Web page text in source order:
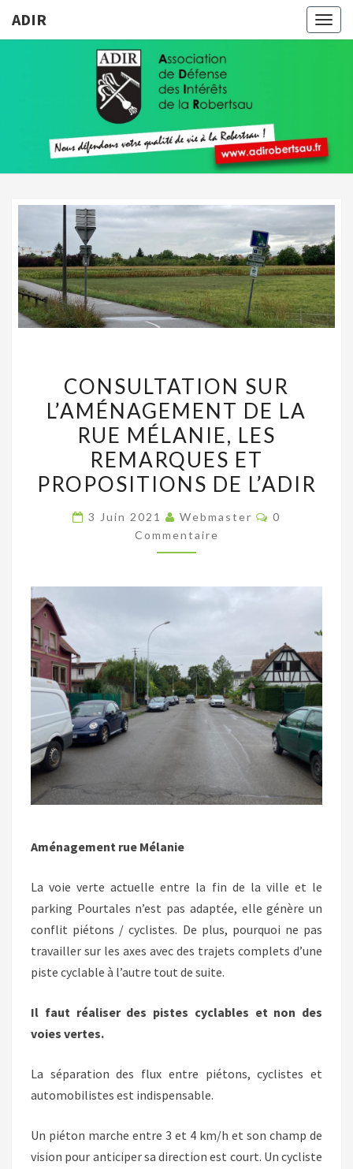
ADIR
ADIR
Votre
Qualité
De Vie À
Robertsau
SUR
L’AMÉNAGEMENT
DE
LA
RUE
MÉLANIE,
LES
REMARQUES
DE
CONSULTATION SUR
L’AMÉNAGEMENT DE LA
RUE MÉLANIE, LES
REMARQUES ET
PROPOSITIONS DE L’ADIR
3 Juin 2021 Webmaster
0
Commentaire
Aménagement rue Mélanie
La voie verte actuelle entre la fin de la ville et le
parking Pourtales n’est pas adaptée, elle génère un
conflit piétons / cyclistes. De plus, pourquoi ne pas
travailler sur les axes avec des trajets complets d’une
piste cyclable à l’autre tout de suite.
Il faut réaliser des pistes cyclables et non des
voies vertes.
La séparation des flux entre piétons, cyclistes et
automobilistes est indispensable.
Un piéton marche entre 3 et 4 km/h et son champ de
vision pour anticiper sa direction est court. Un cycliste